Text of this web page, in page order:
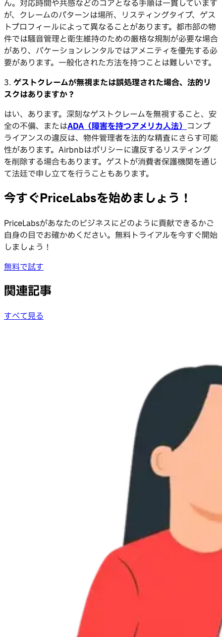
ん。対応時間や共感などのコアとなる手順は一貫しています
が、クレームのパターンは場所、リスティングタイプ、ゲス
トプロフィールによって異なることがあります。都市部の物
件では騒音管理と衛生維持のための厳格な規制が必要な場合
があり、バケーションレンタルではアメニティを優先する必
要があります。一般化された方法を持つことは難しいです。
3. ゲストクレームが無視または誤処理された場合、法的リ
スクはありますか？
はい、あります。深刻なゲストクレームを無視すること、安
全の不備、またはADA（障害を持つアメリカ人法） コンプ
ライアンスの違反は、物件管理者を法的な精査にさらす可能
性があります。Airbnbはポリシーに違反するリスティング
を削除する場合もあります。ゲストが消費者保護機関を通じ
て法廷で申し立てを行うこともあります。
今すぐPriceLabsを始めましょう！
PriceLabsがあなたのビジネスにどのように貢献できるかご
自身の目でお確かめください。無料トライアルを今すぐ開始
しましょう！
無料で試す
関連記事
すべて見る